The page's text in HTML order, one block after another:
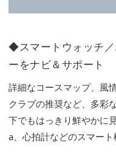
◆スマートウォッチ
ーをナビ＆サポート
詳細なコースマップ、風
クラブの推奨など、多彩
下でもはっきり鮮やかに
a、心拍計などのスマート